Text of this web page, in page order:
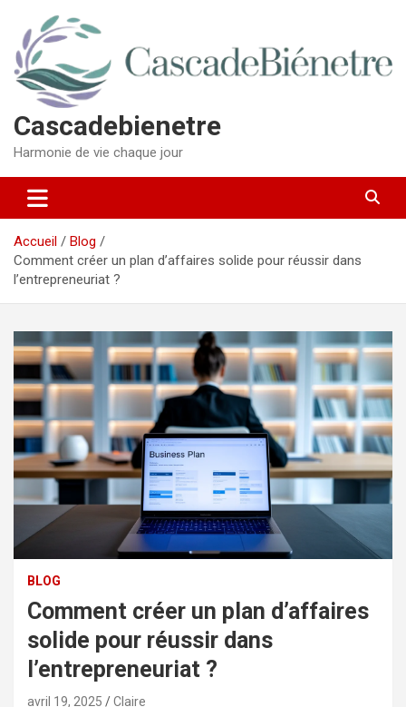
contenu
Cascadebienetre
Harmonie de vie chaque jour
Accueil
Blog
Comment créer un plan d’affaires solide pour réussir dans
l’entrepreneuriat ?
BLOG
Comment créer un plan d’affaires
solide pour réussir dans
l’entrepreneuriat ?
avril 19, 2025 Claire